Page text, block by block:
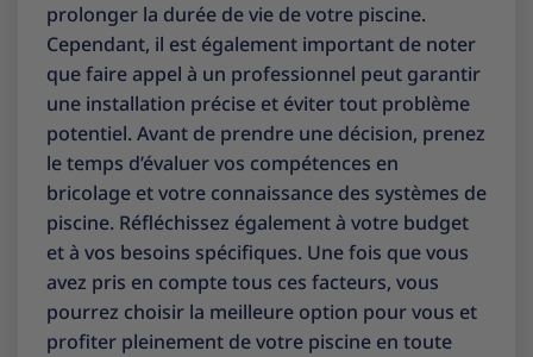
prolonger la durée de vie de votre piscine.
Cependant, il est également important de noter
que faire appel à un professionnel peut garantir
une installation précise et éviter tout problème
potentiel. Avant de prendre une décision, prenez
le temps d’évaluer vos compétences en
bricolage et votre connaissance des systèmes de
piscine. Réfléchissez également à votre budget
et à vos besoins spécifiques. Une fois que vous
avez pris en compte tous ces facteurs, vous
pourrez choisir la meilleure option pour vous et
profiter pleinement de votre piscine en toute